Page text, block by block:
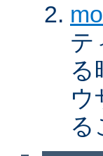
テ
る
ウ
る